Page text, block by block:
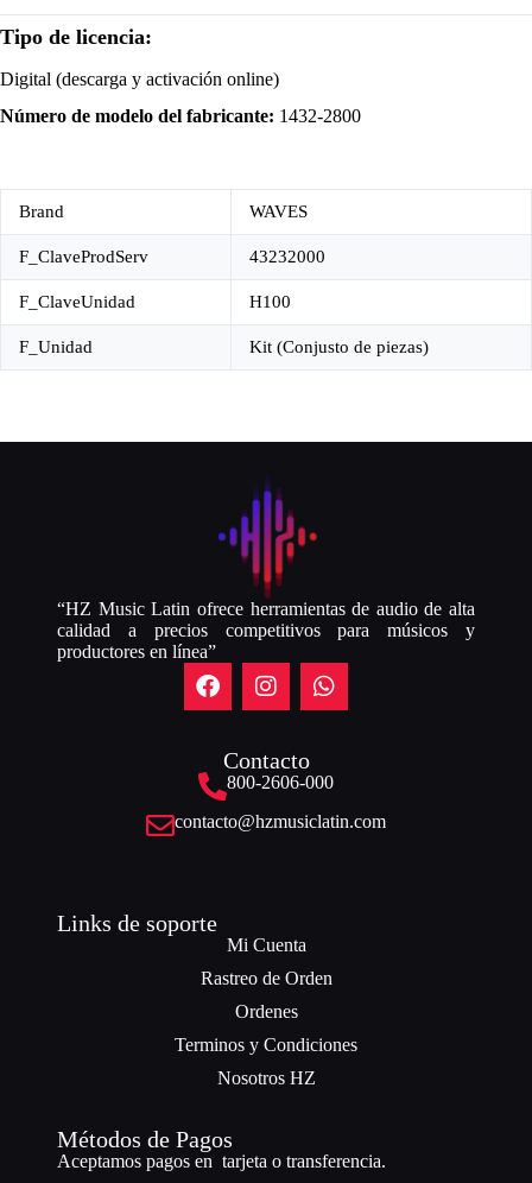
Tipo de licencia:
Digital (descarga y activación online)
Número de modelo del fabricante: 1432-2800
Brand WAVES
F_ClaveProdServ 43232000
F_ClaveUnidad H100
F_Unidad Kit (Conjusto de piezas)
“HZ Music Latin ofrece herramientas de audio de alta
calidad a precios competitivos para músicos y
productores en línea”
Contacto
800-2606-000
contacto@hzmusiclatin.com
Links de soporte
Mi Cuenta
Rastreo de Orden
Ordenes
Terminos y Condiciones
Nosotros HZ
Métodos de Pagos
Aceptamos pagos en tarjeta o transferencia.